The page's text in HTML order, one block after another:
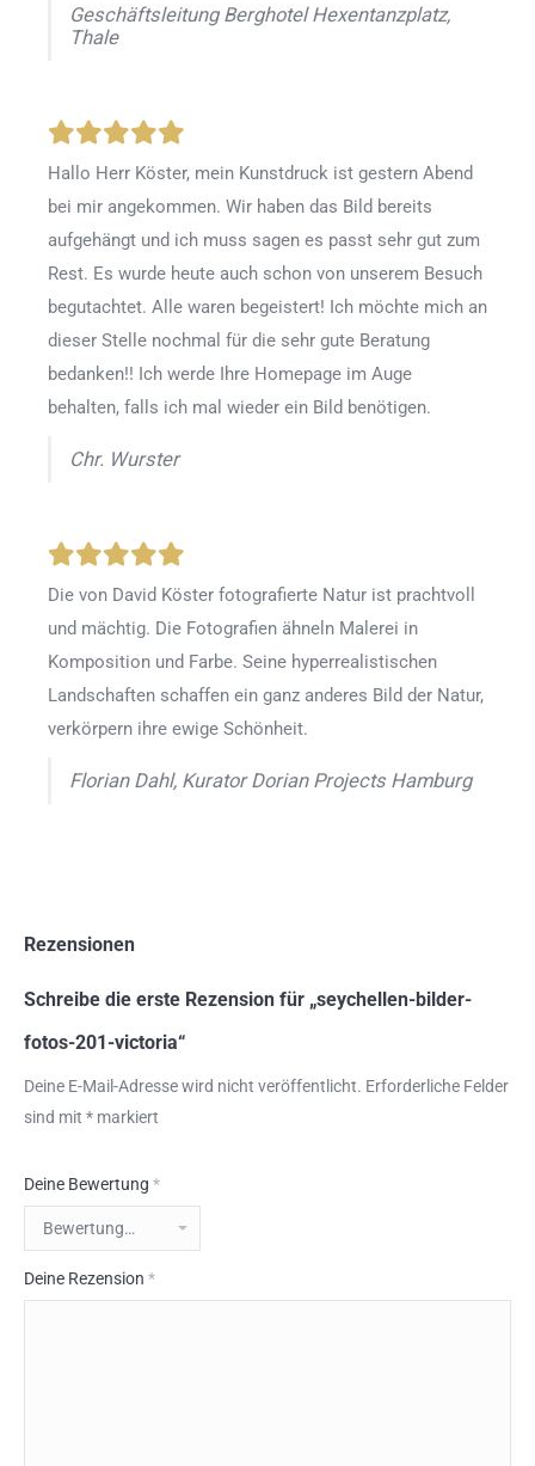
Geschäftsleitung Berghotel Hexentanzplatz,
Thale
Hallo Herr Köster, mein Kunstdruck ist gestern Abend
bei mir angekommen. Wir haben das Bild bereits
aufgehängt und ich muss sagen es passt sehr gut zum
Rest. Es wurde heute auch schon von unserem Besuch
begutachtet. Alle waren begeistert! Ich möchte mich an
dieser Stelle nochmal für die sehr gute Beratung
bedanken!! Ich werde Ihre Homepage im Auge
behalten, falls ich mal wieder ein Bild benötigen.
Chr. Wurster
Die von David Köster fotografierte Natur ist prachtvoll
und mächtig. Die Fotografien ähneln Malerei in
Komposition und Farbe. Seine hyperrealistischen
Landschaften schaffen ein ganz anderes Bild der Natur,
verkörpern ihre ewige Schönheit.
Florian Dahl, Kurator Dorian Projects Hamburg
Rezensionen
Schreibe die erste Rezension für „seychellen-bilder-
fotos-201-victoria“
Deine E-Mail-Adresse wird nicht veröffentlicht. Erforderliche Felder
sind mit * markiert
Deine Bewertung *
Deine Rezension *